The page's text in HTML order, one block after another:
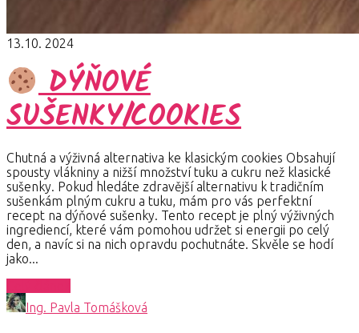
13.10. 2024
DÝŇOVÉ
SUŠENKY/COOKIES
Chutná a výživná alternativa ke klasickým cookies Obsahují
spousty vlákniny a nižší množství tuku a cukru než klasické
sušenky. Pokud hledáte zdravější alternativu k tradičním
sušenkám plným cukru a tuku, mám pro vás perfektní
recept na dýňové sušenky. Tento recept je plný výživných
ingrediencí, které vám pomohou udržet si energii po celý
den, a navíc si na nich opravdu pochutnáte. Skvěle se hodí
jako...
Ing. Pavla Tomášková